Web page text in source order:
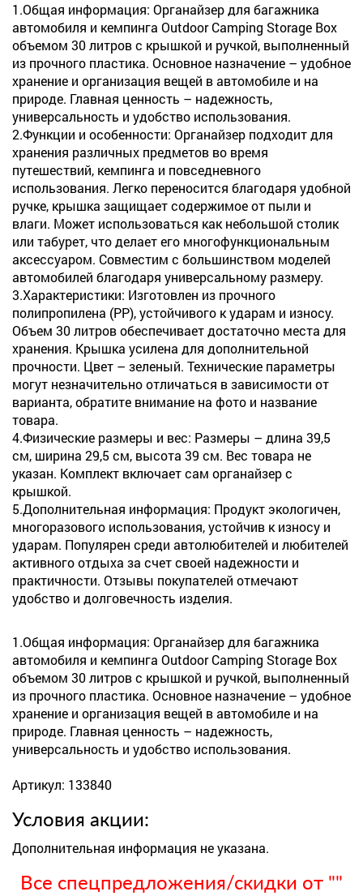
1.Общая информация: Органайзер для багажника
автомобиля и кемпинга Outdoor Camping Storage Box
объемом 30 литров с крышкой и ручкой, выполненный
из прочного пластика. Основное назначение – удобное
хранение и организация вещей в автомобиле и на
природе. Главная ценность – надежность,
универсальность и удобство использования.
2.Функции и особенности: Органайзер подходит для
хранения различных предметов во время
путешествий, кемпинга и повседневного
использования. Легко переносится благодаря удобной
ручке, крышка защищает содержимое от пыли и
влаги. Может использоваться как небольшой столик
или табурет, что делает его многофункциональным
аксессуаром. Совместим с большинством моделей
автомобилей благодаря универсальному размеру.
3.Характеристики: Изготовлен из прочного
полипропилена (PP), устойчивого к ударам и износу.
Объем 30 литров обеспечивает достаточно места для
хранения. Крышка усилена для дополнительной
прочности. Цвет – зеленый. Технические параметры
могут незначительно отличаться в зависимости от
варианта, обратите внимание на фото и название
товара.
4.Физические размеры и вес: Размеры – длина 39,5
см, ширина 29,5 см, высота 39 см. Вес товара не
указан. Комплект включает сам органайзер с
крышкой.
5.Дополнительная информация: Продукт экологичен,
многоразового использования, устойчив к износу и
ударам. Популярен среди автолюбителей и любителей
активного отдыха за счет своей надежности и
практичности. Отзывы покупателей отмечают
удобство и долговечность изделия.
1.Общая информация: Органайзер для багажника
автомобиля и кемпинга Outdoor Camping Storage Box
объемом 30 литров с крышкой и ручкой, выполненный
из прочного пластика. Основное назначение – удобное
хранение и организация вещей в автомобиле и на
природе. Главная ценность – надежность,
универсальность и удобство использования.
Артикул: 133840
Условия акции:
Дополнительная информация не указана.
Все спецпредложения/скидки от ""